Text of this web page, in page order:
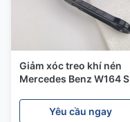
Giảm xóc treo khí nén
Mercedes Benz W164 S
1643200125
Yêu cầu ngay